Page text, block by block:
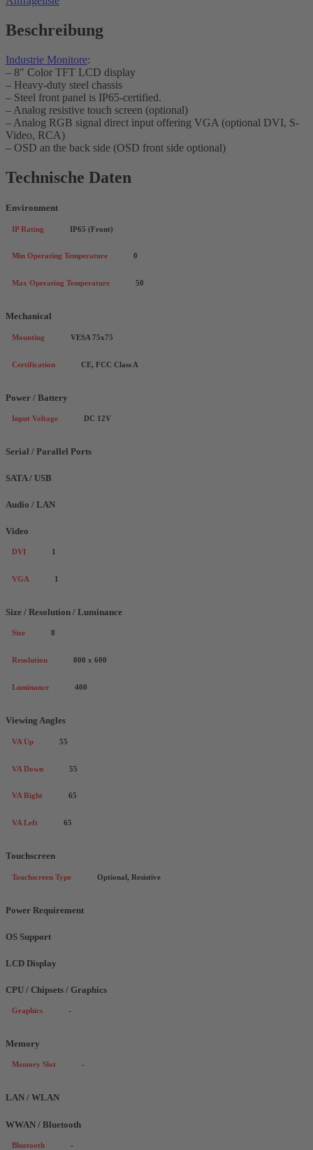
Beschreibung
Industrie Monitore:
– 8″ Color TFT LCD display
– Heavy-duty steel chassis
– Steel front panel is IP65-certified.
– Analog resistive touch screen (optional)
– Analog RGB signal direct input offering VGA (optional DVI, S-
Video, RCA)
– OSD an the back side (OSD front side optional)
Technische Daten
Environment
IP Rating IP65 (Front)
Min Operating Temperature 0
Max Operating Temperature 50
Mechanical
Mounting VESA 75x75
Certification CE, FCC Class A
Power / Battery
Input Voltage DC 12V
Serial / Parallel Ports
SATA / USB
Audio / LAN
Video
DVI 1
VGA 1
Size / Resolution / Luminance
Size 8
Resolution 800 x 600
Luminance 400
Viewing Angles
VA Up 55
VA Down 55
VA Right 65
VA Left 65
Touchscreen
Touchscreen Type Optional, Resistive
Power Requirement
OS Support
LCD Display
CPU / Chipsets / Graphics
Graphics -
Memory
Memory Slot -
LAN / WLAN
WWAN / Bluetooth
Bluetooth -